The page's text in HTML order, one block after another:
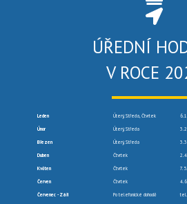
ÚŘEDNÍ
V ROCE
Leden Úterý, Středa, Čtvrtek
Únor Úterý, Středa
Březen Úterý, Středa
Duben Čtvrtek
Květen Čtvrtek
Červen Čtvrtek
Červenec -Září Po telefonické dohodě